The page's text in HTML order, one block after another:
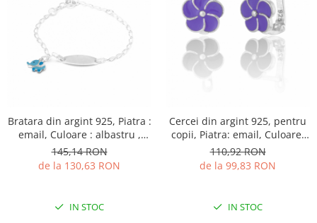
Bratara din argint 925, Piatra :
email, Culoare : albastru ,
Sonis Silver
145,14 RON
de la 130,63 RON
IN STOC
Cercei din argint 925, pentru
copii, Piatra: email, Culoare:
mov, Sonis Silver
110,92 RON
de la 99,83 RON
IN STOC